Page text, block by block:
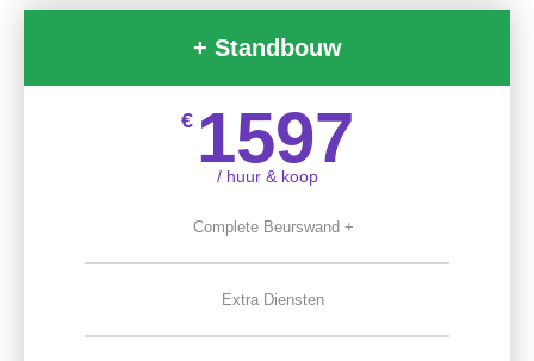
+ Standbouw
€ 1597
/ huur & koop
Complete Beurswand +
Extra Diensten